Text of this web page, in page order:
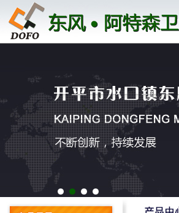
1 2 3 4